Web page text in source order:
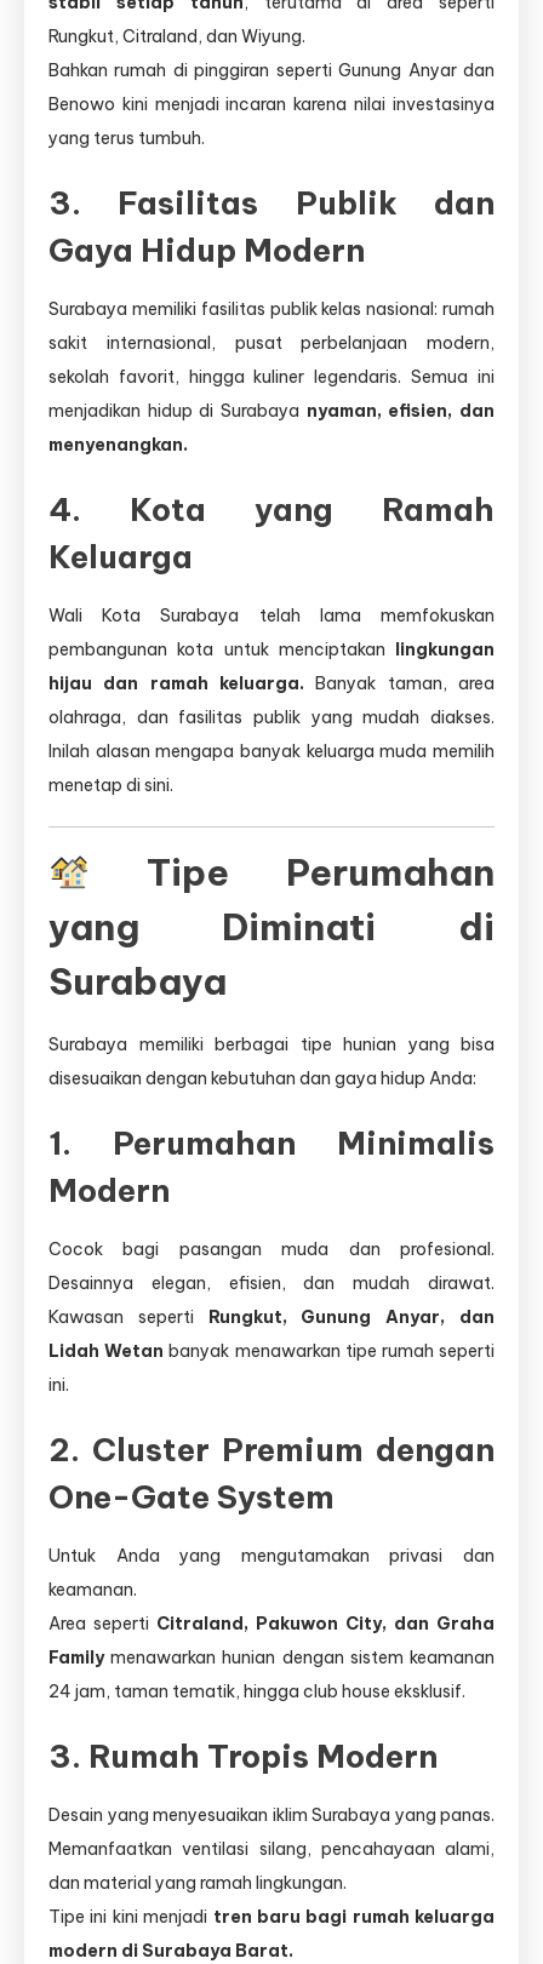
Rungkut, Citraland, dan Wiyung.
Bahkan rumah di pinggiran seperti Gunung Anyar dan
Benowo kini menjadi incaran karena nilai investasinya
yang terus tumbuh.
3. Fasilitas Publik dan
Gaya Hidup Modern
Surabaya memiliki fasilitas publik kelas nasional: rumah
sakit internasional, pusat perbelanjaan modern,
sekolah favorit, hingga kuliner legendaris. Semua ini
menjadikan hidup di Surabaya nyaman, efisien, dan
menyenangkan.
4. Kota yang Ramah
Keluarga
Wali Kota Surabaya telah lama memfokuskan
pembangunan kota untuk menciptakan lingkungan
hijau dan ramah keluarga. Banyak taman, area
olahraga, dan fasilitas publik yang mudah diakses.
Inilah alasan mengapa banyak keluarga muda memilih
menetap di sini.
Tipe Perumahan
yang Diminati di
Surabaya
Surabaya memiliki berbagai tipe hunian yang bisa
disesuaikan dengan kebutuhan dan gaya hidup Anda:
1. Perumahan Minimalis
Modern
Cocok bagi pasangan muda dan profesional.
Desainnya elegan, efisien, dan mudah dirawat.
Kawasan seperti Rungkut, Gunung Anyar, dan
Lidah Wetan banyak menawarkan tipe rumah seperti
ini.
2. Cluster Premium dengan
One-Gate System
Untuk Anda yang mengutamakan privasi dan
keamanan.
Area seperti Citraland, Pakuwon City, dan Graha
Familymenawarkan hunian dengan sistem keamanan
24 jam, taman tematik, hingga club house eksklusif.
3. Rumah Tropis Modern
Desain yang menyesuaikan iklim Surabaya yang panas.
Memanfaatkan ventilasi silang, pencahayaan alami,
dan material yang ramah lingkungan.
Tipe ini kini menjadi tren baru bagi rumah keluarga
modern di Surabaya Barat.